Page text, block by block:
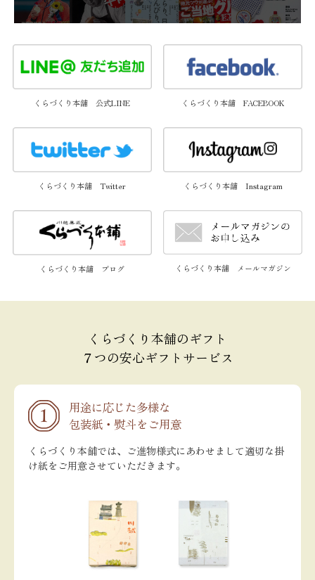
くらづくり本舗 公式LINE くらづくり本舗 FACEBOOK
くらづくり本舗 Twitter くらづくり本舗 Instagram
くらづくり本舗 ブログ くらづくり本舗 メールマガジン
くらづくり本舗のギフト
７つの安心ギフトサービス
用途に応じた多様な
包装紙・熨斗をご用意
くらづくり本舗では、ご進物様式にあわせまして適切な掛
け紙をご用意させていただきます。